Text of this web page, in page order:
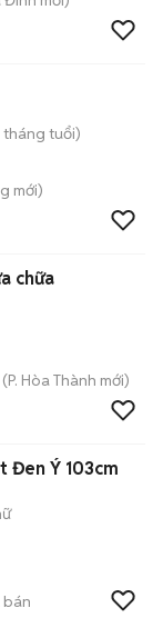
tháng tuổi)
mới)
chữa
(P. Hòa Thành mới)
Đen Ý 103cm
bán